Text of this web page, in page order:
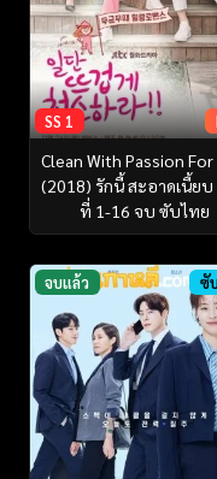
SS 1
Clean With Passion For
(2018) รักนี้ สะอาดเนี้ย
ที่ 1-16 จบ ซับไทย
จบแล้ว ซั